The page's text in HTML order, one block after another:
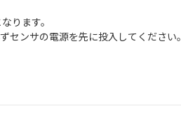
ります。
ンサの電源を先に投入してください。